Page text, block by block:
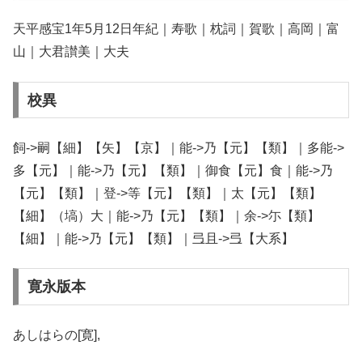
天平感宝1年5月12日年紀｜寿歌｜枕詞｜賀歌｜高岡｜富
山｜大君讃美｜大夫
校異
飼->嗣【細】【矢】【京】｜能->乃【元】【類】｜多能->
多【元】｜能->乃【元】【類】｜御食【元】食｜能->乃
【元】【類】｜登->等【元】【類】｜太【元】【類】
【細】（塙）大｜能->乃【元】【類】｜余->尓【類】
【細】｜能->乃【元】【類】｜弖且->弖【大系】
寛永版本
あしはらの[寛],